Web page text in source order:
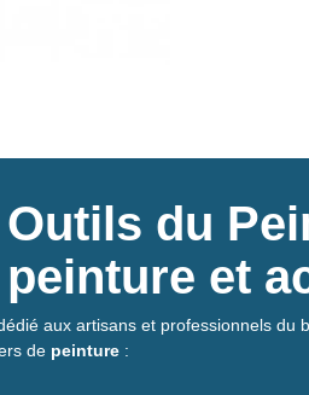
du
et
aux artisans et professionnels du
de peinture :